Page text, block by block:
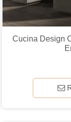
Cucina Design